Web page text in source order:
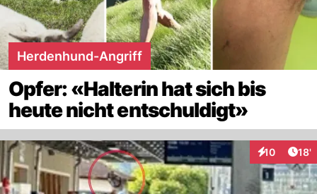
Herdenhund-Angriff
Opfer: «Halterin hat sich bis
heute nicht entschuldigt»
10
Interaktionen
18'